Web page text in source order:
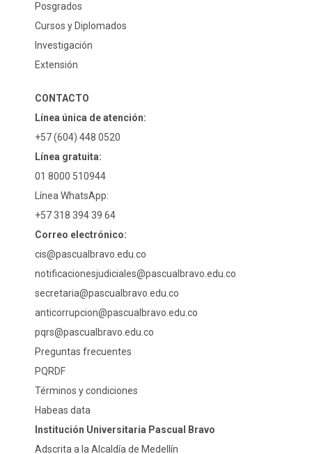
Posgrados
Cursos y Diplomados
Investigación
Extensión
CONTACTO
Línea única de atención:
+57 (604) 448 0520
Línea gratuita:
01 8000 510944
Línea WhatsApp:
+57 318 394 39 64
Correo electrónico:
cis@pascualbravo.edu.co
notificacionesjudiciales@pascualbravo.edu.co
secretaria@pascualbravo.edu.co
anticorrupcion@pascualbravo.edu.co
pqrs@pascualbravo.edu.co
Preguntas frecuentes
PQRDF
Términos y condiciones
Habeas data
Institución Universitaria Pascual Bravo
Adscrita a la Alcaldía de Medellín